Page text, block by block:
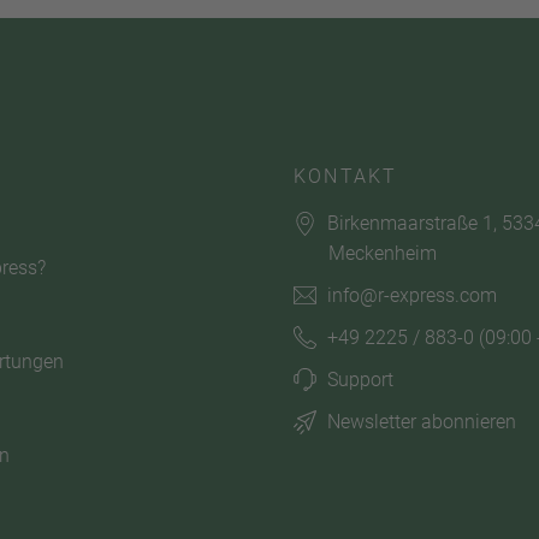
KONTAKT
Birkenmaarstraße 1,
Meckenheim
info@r-express.com
+49 2225 / 883-0 (09:00
Support
Newsletter abonnieren